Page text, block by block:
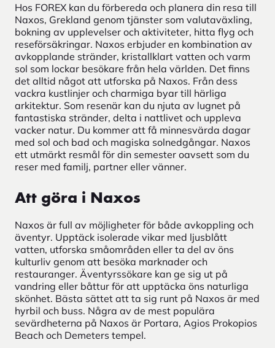
Hos FOREX kan du förbereda och planera din resa till
Naxos, Grekland genom tjänster som valutaväxling,
bokning av upplevelser och aktiviteter, hitta flyg och
reseförsäkringar. Naxos erbjuder en kombination av
avkopplande stränder, kristallklart vatten och varm
sol som lockar besökare från hela världen. Det finns
det alltid något att utforska på Naxos. Från dess
vackra kustlinjer och charmiga byar till härliga
arkitektur. Som resenär kan du njuta av lugnet på
fantastiska stränder, delta i nattlivet och uppleva
vacker natur. Du kommer att få minnesvärda dagar
med sol och bad och magiska solnedgångar. Naxos
ett utmärkt resmål för din semester oavsett som du
reser med familj, partner eller vänner.
Att göra i Naxos
Naxos är full av möjligheter för både avkoppling och
äventyr. Upptäck isolerade vikar med ljusblått
vatten, utforska småområden eller ta del av öns
kulturliv genom att besöka marknader och
restauranger. Äventyrssökare kan ge sig ut på
vandring eller båttur för att upptäcka öns naturliga
skönhet. Bästa sättet att ta sig runt på Naxos är med
hyrbil och buss. Några av de mest populära
sevärdheterna på Naxos är Portara, Agios Prokopios
Beach och Demeters tempel.